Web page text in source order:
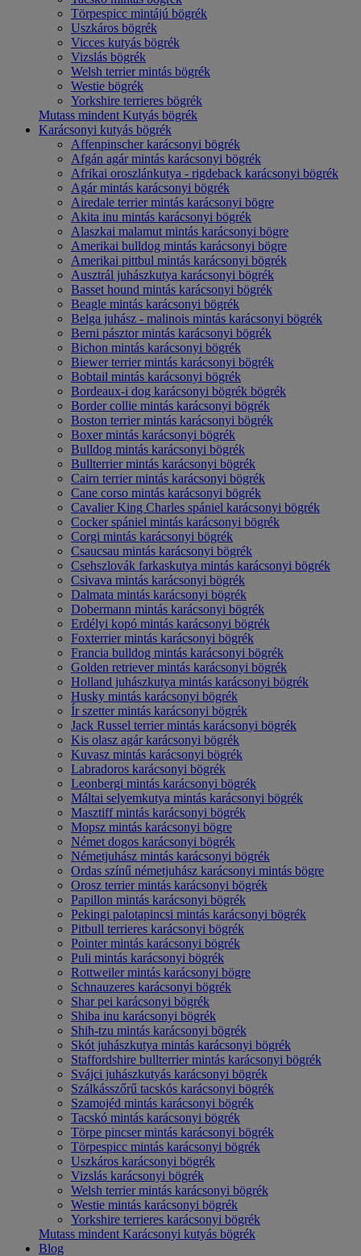
Törpespicc mintájú bögrék
Uszkáros bögrék
Vicces kutyás bögrék
Vizslás bögrék
Welsh terrier mintás bögrék
Westie bögrék
Yorkshire terrieres bögrék
Mutass mindent Kutyás bögrék
Karácsonyi kutyás bögrék
Affenpinscher karácsonyi bögrék
Afgán agár mintás karácsonyi bögrék
Afrikai oroszlánkutya - rigdeback karácsonyi bögrék
Agár mintás karácsonyi bögrék
Airedale terrier mintás karácsonyi bögre
Akita inu mintás karácsonyi bögrék
Alaszkai malamut mintás karácsonyi bögre
Amerikai bulldog mintás karácsonyi bögre
Amerikai pittbul mintás karácsonyi bögrék
Ausztrál juhászkutya karácsonyi bögrék
Basset hound mintás karácsonyi bögrék
Beagle mintás karácsonyi bögrék
Belga juhász - malinois mintás karácsonyi bögrék
Berni pásztor mintás karácsonyi bögrék
Bichon mintás karácsonyi bögrék
Biewer terrier mintás karácsonyi bögrék
Bobtail mintás karácsonyi bögrék
Bordeaux-i dog karácsonyi bögrék bögrék
Border collie mintás karácsonyi bögrék
Boston terrier mintás karácsonyi bögrék
Boxer mintás karácsonyi bögrék
Bulldog mintás karácsonyi bögrék
Bullterrier mintás karácsonyi bögrék
Cairn terrier mintás karácsonyi bögrék
Cane corso mintás karácsonyi bögrék
Cavalier King Charles spániel karácsonyi bögrék
Cocker spániel mintás karácsonyi bögrék
Corgi mintás karácsonyi bögrék
Csaucsau mintás karácsonyi bögrék
Csehszlovák farkaskutya mintás karácsonyi bögrék
Csivava mintás karácsonyi bögrék
Dalmata mintás karácsonyi bögrék
Dobermann mintás karácsonyi bögrék
Erdélyi kopó mintás karácsonyi bögrék
Foxterrier mintás karácsonyi bögrék
Francia bulldog mintás karácsonyi bögrék
Golden retriever mintás karácsonyi bögrék
Holland juhászkutya mintás karácsonyi bögrék
Husky mintás karácsonyi bögrék
Ír szetter mintás karácsonyi bögrék
Jack Russel terrier mintás karácsonyi bögrék
Kis olasz agár karácsonyi bögrék
Kuvasz mintás karácsonyi bögrék
Labradoros karácsonyi bögrék
Leonbergi mintás karácsonyi bögrék
Máltai selyemkutya mintás karácsonyi bögrék
Masztiff mintás karácsonyi bögrék
Mopsz mintás karácsonyi bögre
Német dogos karácsonyi bögrék
Németjuhász mintás karácsonyi bögrék
Ordas színű németjuhász karácsonyi mintás bögre
Orosz terrier mintás karácsonyi bögrék
Papillon mintás karácsonyi bögrék
Pekingi palotapincsi mintás karácsonyi bögrék
Pitbull terrieres karácsonyi bögrék
Pointer mintás karácsonyi bögrék
Puli mintás karácsonyi bögrék
Rottweiler mintás karácsonyi bögre
Schnauzeres karácsonyi bögrék
Shar pei karácsonyi bögrék
Shiba inu karácsonyi bögrék
Shih-tzu mintás karácsonyi bögrék
Skót juhászkutya mintás karácsonyi bögrék
Staffordshire bullterrier mintás karácsonyi bögrék
Svájci juhászkutyás karácsonyi bögrék
Szálkásszőrű tacskós karácsonyi bögrék
Szamojéd mintás karácsonyi bögrék
Tacskó mintás karácsonyi bögrék
Törpe pincser mintás karácsonyi bögrék
Törpespicc mintás karácsonyi bögrék
Uszkáros karácsonyi bögrék
Vizslás karácsonyi bögrék
Welsh terrier mintás karácsonyi bögrék
Westie mintás karácsonyi bögrék
Yorkshire terrieres karácsonyi bögrék
Mutass mindent Karácsonyi kutyás bögrék
Blog